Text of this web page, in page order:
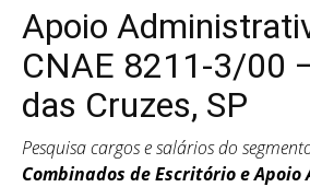
Apoio
CNAE 8211-3/00
das Cruzes, SP
Pesquisa cargos e salários do
Combinados de Escritório e